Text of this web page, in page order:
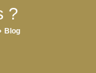
?
Blog